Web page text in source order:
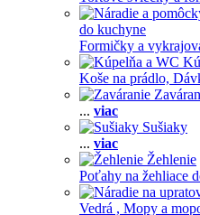
do kuchyne
Formičky a
Koše na prádlo,
... viac
Sušiaky
... viac
Žehlenie
Poťahy na žehliace
Vedrá , Mopy a